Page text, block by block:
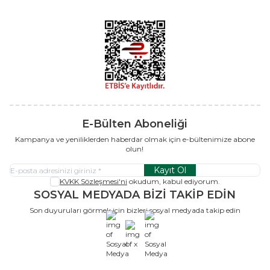
E-Bülten Aboneliği
Kampanya ve yeniliklerden haberdar olmak için e-bültenimize abone
olun!
Kayıt Ol
KVKK Sözleşmesi'ni okudum, kabul ediyorum.
SOSYAL MEDYADA BİZİ TAKİP EDİN
Son duyuruları görmek için bizleri sosyal medyada takip edin
x